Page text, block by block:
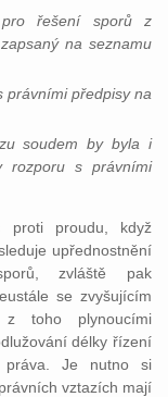
pro řešení sporů z
na seznamu
právními předpisy na
soudem by byla i
rozporu s právními
proti proudu, když
upřednostnění
zvláště pak
se zvyšujícím
toho plynoucími
délky řízení
práva. Je nutno si
vztazích mají